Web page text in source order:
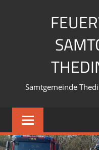
Samtgemeinde